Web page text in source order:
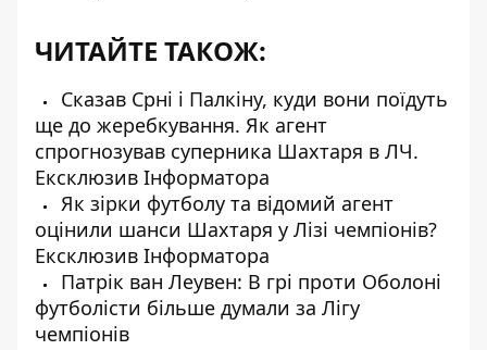
ЧИТАЙТЕ ТАКОЖ:
Сказав Срні і Палкіну, куди вони поїдуть
ще до жеребкування. Як агент
спрогнозував суперника Шахтаря в ЛЧ.
Ексклюзив Інформатора
Як зірки футболу та відомий агент
оцінили шанси Шахтаря у Лізі чемпіонів?
Ексклюзив Інформатора
Патрік ван Леувен: В грі проти Оболоні
футболісти більше думали за Лігу
чемпіонів